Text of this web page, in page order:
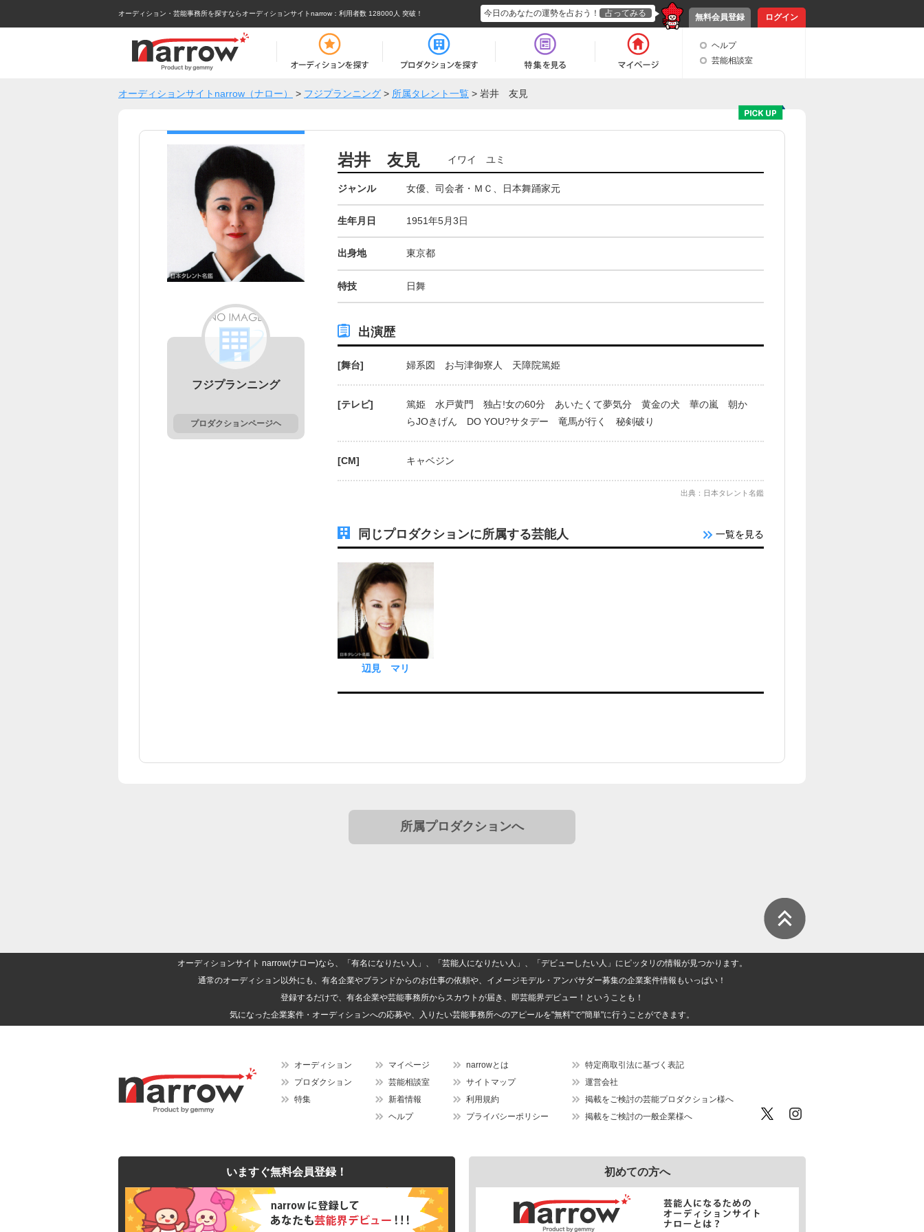
オーディション・芸能事務所を探すならオーディションサイトnarrow ：利用者数 128000人 突破！ 無料会員登録 ログイン
今日のあなたの運勢を占おう！ 占ってみる
ヘルプ
芸能相談室
オーディションサイトnarrow（ナロー） > フジプランニング > 所属タレント一覧 > 岩井 友見
フジプランニング
プロダクションページヘ
岩井 友見 イワイ ユミ
ジャンル 女優、司会者・ＭＣ、日本舞踊家元
生年月日 1951年5月3日
出身地 東京都
特技 日舞
出演歴
[舞台] 婦系図 お与津御寮人 天障院篤姫
[テレビ]
篤姫 水戸黄門 独占!女の60分 あいたくて夢気分 黄金の犬 華の嵐 朝か
らJOきげん DO YOU?サタデー 竜馬が行く 秘剣破り
[CM] キャベジン
出典：日本タレント名鑑
同じプロダクションに所属する芸能人 一覧を見る
辺見 マリ
所属プロダクションへ
オーディションサイト narrow(ナロー)なら、「有名になりたい人」、「芸能人になりたい人」、「デビューしたい人」にピッタリの情報が見つかります。
通常のオーディション以外にも、有名企業やブランドからのお仕事の依頼や、イメージモデル・アンバサダー募集の企業案件情報もいっぱい！
登録するだけで、有名企業や芸能事務所からスカウトが届き、即芸能界デビュー！ということも！
気になった企業案件・オーディションへの応募や、入りたい芸能事務所へのアピールを"無料"で"簡単"に行うことができます。
オーディション
プロダクション
特集
マイページ
芸能相談室
新着情報
ヘルプ
narrowとは
サイトマップ
利用規約
プライバシーポリシー
特定商取引法に基づく表記
運営会社
掲載をご検討の芸能プロダクション様へ
掲載をご検討の一般企業様へ
いますぐ無料会員登録！ 初めての方へ